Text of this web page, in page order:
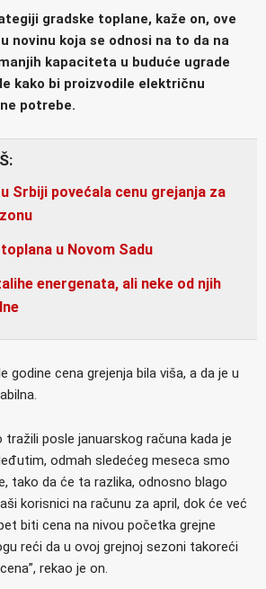
gradske toplane, kaže on, ove
novinu koja se odnosi na to da na
kapaciteta u buduće ugrade
kako bi proizvodile električnu
potrebe.
Srbiji povećala cenu grejanja za
u Novom Sadu
energenata, ali neke od njih
godine cena grejenja bila viša, a da je u
tražili posle januarskog računa kada je
odmah sledećeg meseca smo
tako da će ta razlika, odnosno blago
korisnici na računu za april, dok će već
biti cena na nivou početka grejne
reći da u ovoj grejnoj sezoni takoreći
rekao je on.